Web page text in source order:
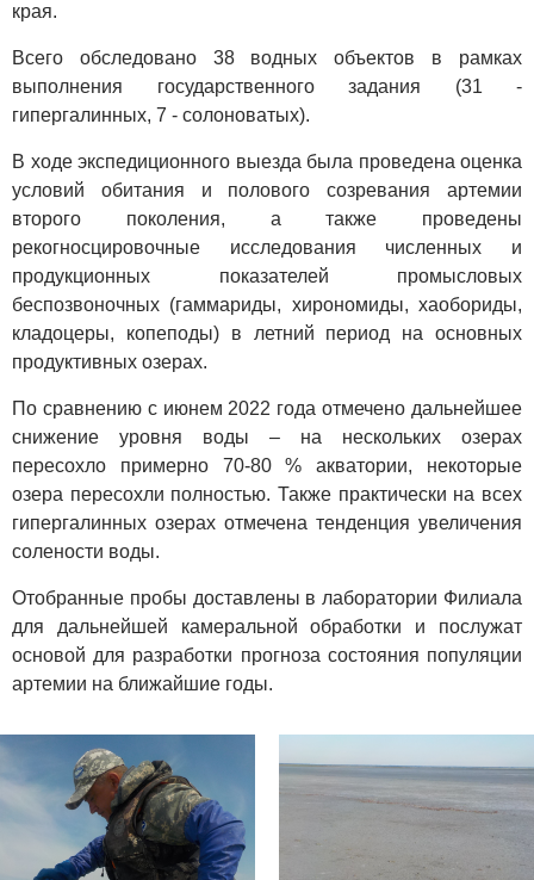
края.
Всего обследовано 38 водных объектов в рамках
выполнения государственного задания (31 -
гипергалинных, 7 - солоноватых).
В ходе экспедиционного выезда была проведена оценка
условий обитания и полового созревания артемии
второго поколения, а также проведены
рекогносцировочные исследования численных и
продукционных показателей промысловых
беспозвоночных (гаммариды, хирономиды, хаобориды,
кладоцеры, копеподы) в летний период на основных
продуктивных озерах.
По сравнению с июнем 2022 года отмечено дальнейшее
снижение уровня воды – на нескольких озерах
пересохло примерно 70-80 % акватории, некоторые
озера пересохли полностью. Также практически на всех
гипергалинных озерах отмечена тенденция увеличения
солености воды.
Отобранные пробы доставлены в лаборатории Филиала
для дальнейшей камеральной обработки и послужат
основой для разработки прогноза состояния популяции
артемии на ближайшие годы.